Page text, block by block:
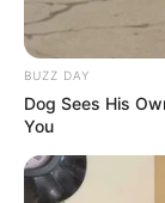
BUZZ DAY
Dog Sees His
You